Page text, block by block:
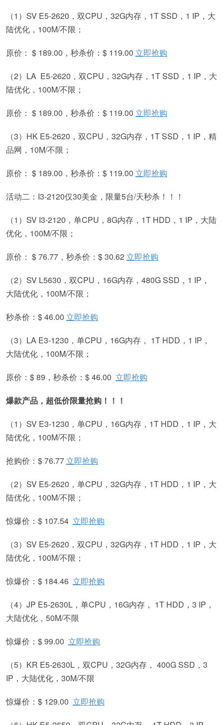
（1）SV E5-2620，双CPU，32G内存，1T SSD，1 IP，大
陆优化，100M/不限；
原价： $ 189.00，秒杀价：$ 119.00 立即抢购
（2）LA E5-2620，双CPU，32G内存，1T SSD，1 IP，大
陆优化，100M/不限；
原价： $ 189.00，秒杀价：$ 119.00 立即抢购
（3）HK E5-2620，双CPU，32G内存，1T SSD，1 IP，精
品网，10M/不限；
原价： $ 189.00，秒杀价：$ 119.00 立即抢购
活动二：I3-2120仅30美金，限量5台/天秒杀！！！
（1）SV I3-2120，单CPU，8G内存，1T HDD，1 IP，大陆
优化，100M/不限；
原价： $ 76.77，秒杀价：$ 30.62 立即抢购
（2）SV L5630，双CPU，16G内存，480G SSD，1 IP，
大陆优化，100M/不限；
秒杀价：$ 46.00 立即抢购
（3）LA E3-1230，单CPU，16G内存， 1T HDD，1 IP，
大陆优化，100M/不限；
原价：$ 89，秒杀价：$ 46.00 立即抢购
爆款产品，超低价限量抢购！！！
（1）SV E3-1230，单CPU，16G内存，1T HDD，1 IP，大
陆优化，100M/不限；
抢购价：$ 76.77 立即抢购
（2）SV E5-2620，单CPU，32G内存，1T HDD，1 IP，大
陆优化，100M/不限；
惊爆价：$ 107.54 立即抢购
（3）SV E5-2620，双CPU，32G内存，1T HDD，1 IP，大
陆优化，100M/不限；
惊爆价：$ 184.46 立即抢购
（4）JP E5-2630L，单CPU，16G内存， 1T HDD，3 IP，
大陆优化，50M/不限
惊爆价：$ 99.00 立即抢购
（5）KR E5-2630L，双CPU，32G内存， 400G SSD，3
IP，大陆优化，30M/不限
惊爆价：$ 129.00 立即抢购